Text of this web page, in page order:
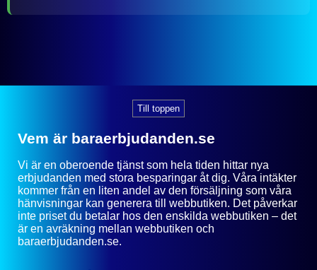
Till toppen
Vem är baraerbjudanden.se
Vi är en oberoende tjänst som hela tiden hittar nya
erbjudanden med stora besparingar åt dig. Våra intäkter
kommer från en liten andel av den försäljning som våra
hänvisningar kan generera till webbutiken. Det påverkar
inte priset du betalar hos den enskilda webbutiken – det
är en avräkning mellan webbutiken och
baraerbjudanden.se.